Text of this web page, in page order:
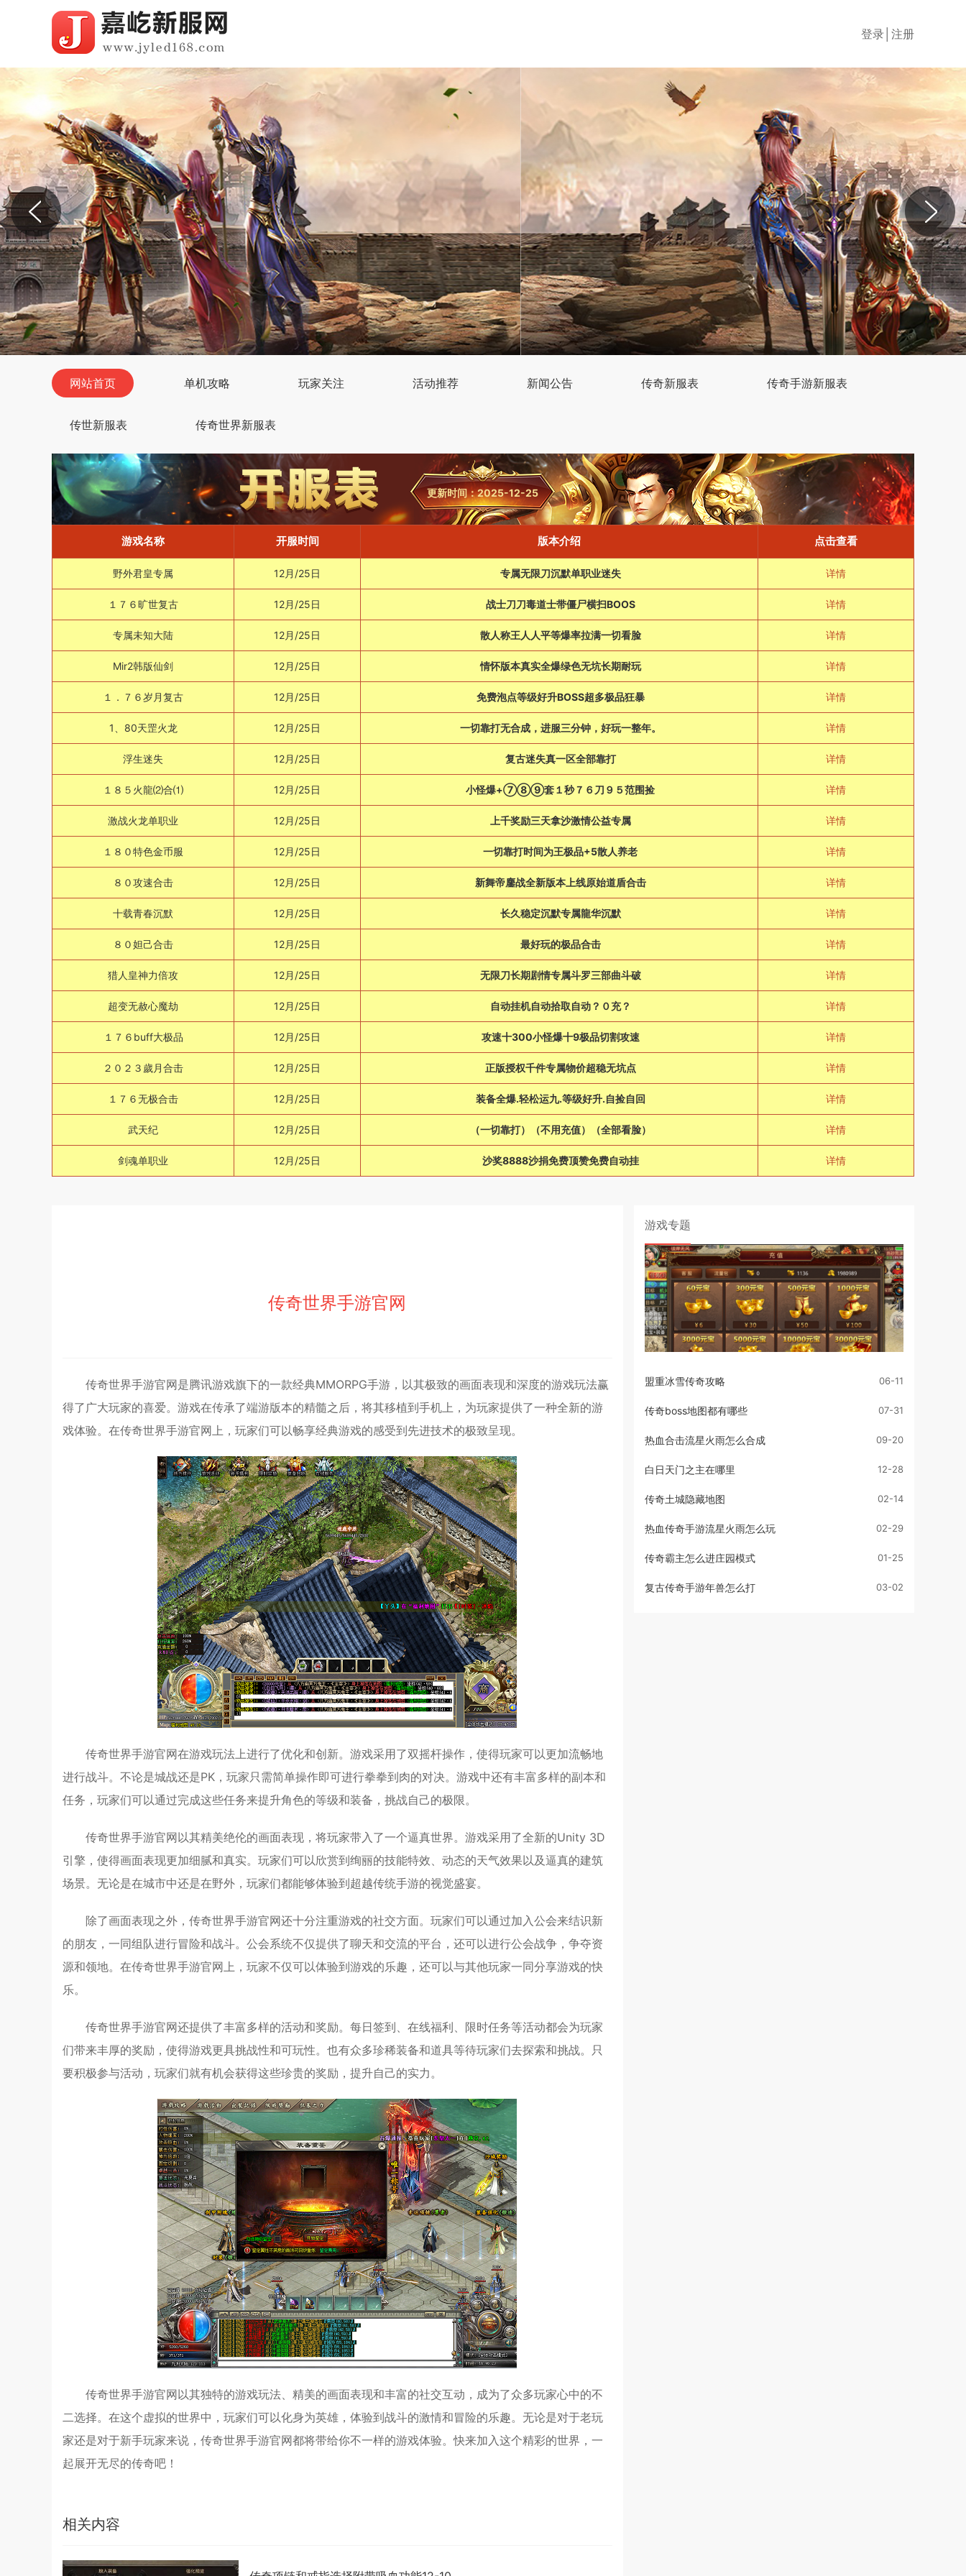
登录│注册
网站首页 单机攻略 玩家关注 活动推荐 新闻公告 传奇新服表 传奇手游新服表
传世新服表 传奇世界新服表
更新时间：2025-12-25
游戏名称 开服时间 版本介绍 点击查看
野外君皇专属 12月/25日 专属无限刀沉默单职业迷失 详情
１７６旷世复古 12月/25日 战士刀刀毒道士带僵尸横扫BOOS 详情
专属未知大陆 12月/25日 散人称王人人平等爆率拉满一切看脸 详情
Mir2韩版仙剑 12月/25日 情怀版本真实全爆绿色无坑长期耐玩 详情
１．７６岁月复古 12月/25日 免费泡点等级好升BOSS超多极品狂暴 详情
1、80天罡火龙 12月/25日 一切靠打无合成，进服三分钟，好玩一整年。 详情
浮生迷失 12月/25日 复古迷失真一区全部靠打 详情
１８５火龍⑵合⑴ 12月/25日 小怪爆+⑦⑧⑨套１秒７６刀９５范围捡 详情
激战火龙单职业 12月/25日 上千奖励三天拿沙激情公益专属 详情
１８０特色金币服 12月/25日 一切靠打时间为王极品+5散人养老 详情
８０攻速合击 12月/25日 新舞帝鏖战全新版本上线原始道盾合击 详情
十载青春沉默 12月/25日 长久稳定沉默专属龍华沉默 详情
８０妲己合击 12月/25日 最好玩的极品合击 详情
猎人皇神力倍攻 12月/25日 无限刀长期剧情专属斗罗三部曲斗破 详情
超变无赦心魔劫 12月/25日 自动挂机自动拾取自动？０充？ 详情
１７６buff大极品 12月/25日 攻速十300小怪爆十9极品切割攻速 详情
２０２３歲月合击 12月/25日 正版授权千件专属物价超稳无坑点 详情
１７６无极合击 12月/25日 装备全爆.轻松运九.等级好升.自捡自回 详情
武天纪 12月/25日 （一切靠打）（不用充值）（全部看脸） 详情
剑魂单职业 12月/25日 沙奖8888沙捐免费顶赞免费自动挂 详情
传奇世界手游官网
传奇世界手游官网是腾讯游戏旗下的一款经典MMORPG手游，以其极致的画面表现和深度的游戏玩法赢
得了广大玩家的喜爱。游戏在传承了端游版本的精髓之后，将其移植到手机上，为玩家提供了一种全新的游
戏体验。在传奇世界手游官网上，玩家们可以畅享经典游戏的感受到先进技术的极致呈现。
传奇世界手游官网在游戏玩法上进行了优化和创新。游戏采用了双摇杆操作，使得玩家可以更加流畅地
进行战斗。不论是城战还是PK，玩家只需简单操作即可进行拳拳到肉的对决。游戏中还有丰富多样的副本和
任务，玩家们可以通过完成这些任务来提升角色的等级和装备，挑战自己的极限。
传奇世界手游官网以其精美绝伦的画面表现，将玩家带入了一个逼真世界。游戏采用了全新的Unity 3D
引擎，使得画面表现更加细腻和真实。玩家们可以欣赏到绚丽的技能特效、动态的天气效果以及逼真的建筑
场景。无论是在城市中还是在野外，玩家们都能够体验到超越传统手游的视觉盛宴。
除了画面表现之外，传奇世界手游官网还十分注重游戏的社交方面。玩家们可以通过加入公会来结识新
的朋友，一同组队进行冒险和战斗。公会系统不仅提供了聊天和交流的平台，还可以进行公会战争，争夺资
源和领地。在传奇世界手游官网上，玩家不仅可以体验到游戏的乐趣，还可以与其他玩家一同分享游戏的快
乐。
传奇世界手游官网还提供了丰富多样的活动和奖励。每日签到、在线福利、限时任务等活动都会为玩家
们带来丰厚的奖励，使得游戏更具挑战性和可玩性。也有众多珍稀装备和道具等待玩家们去探索和挑战。只
要积极参与活动，玩家们就有机会获得这些珍贵的奖励，提升自己的实力。
传奇世界手游官网以其独特的游戏玩法、精美的画面表现和丰富的社交互动，成为了众多玩家心中的不
二选择。在这个虚拟的世界中，玩家们可以化身为英雄，体验到战斗的激情和冒险的乐趣。无论是对于老玩
家还是对于新手玩家来说，传奇世界手游官网都将带给你不一样的游戏体验。快来加入这个精彩的世界，一
起展开无尽的传奇吧！
相关内容
游戏专题
盟重冰雪传奇攻略 06-11
传奇boss地图都有哪些 07-31
热血合击流星火雨怎么合成 09-20
白日天门之主在哪里 12-28
传奇土城隐藏地图 02-14
热血传奇手游流星火雨怎么玩 02-29
传奇霸主怎么进庄园模式 01-25
复古传奇手游年兽怎么打 03-02